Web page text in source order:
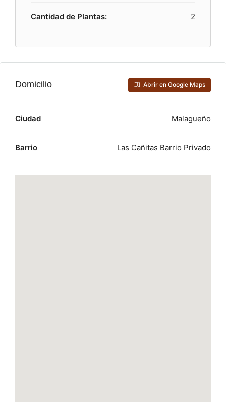
Cantidad de Plantas: 2
Domicilio Abrir en Google Maps
Ciudad Malagueño
Barrio Las Cañitas Barrio Privado